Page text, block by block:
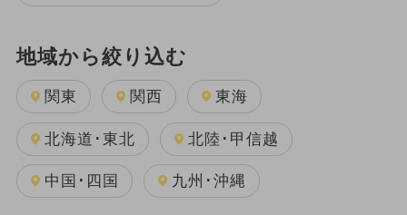
地域から絞り込む
関東 関西 東海
北海道･東北 北陸･甲信越
中国･四国 九州･沖縄